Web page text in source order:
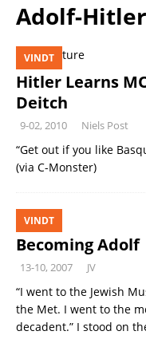
Adolf-Hitler
VINDT
Hitler Learns
Deitch
9-02, 2010 Niels Post
“Get out if you like
(via C-Monster)
VINDT
Becoming Adolf
13-10, 2007 JV
“I went to the Jewish
the Met. I went to the
decadent.” I stood on